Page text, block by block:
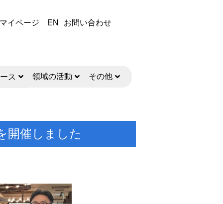
マイページ EN お問い合わせ
ス 領域の活動 その他
開催しました